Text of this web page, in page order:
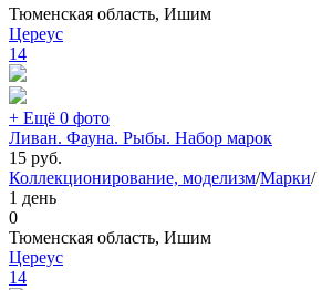
Тюменская область, Ишим
Цереус
14
+ Ещё 0 фото
Ливан. Фауна. Рыбы. Набор марок
15 руб.
Коллекционирование, моделизм/Марки/
1 день
0
Тюменская область, Ишим
Цереус
14